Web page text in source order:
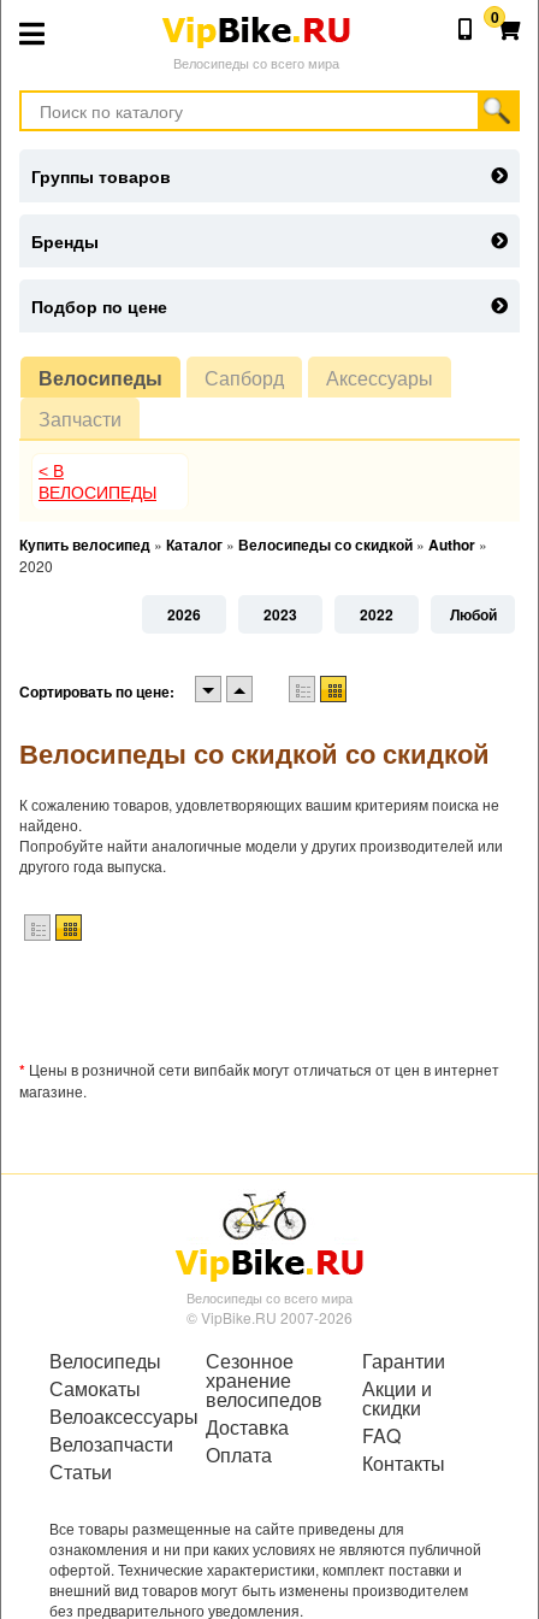
Велосипеды со всего мира
0
Велосипеды Сапборд
Аксессуары
Запчасти
< В
ВЕЛОСИПЕДЫ
Купить велосипед » Каталог » Велосипеды со скидкой » Author »
2020
2026 2023 2022 Любой
Сортировать по цене:
Велосипеды со скидкой со скидкой
К сожалению товаров, удовлетворяющих вашим критериям поиска не
найдено.
Попробуйте найти аналогичные модели у других производителей или
другого года выпуска.
* Цены в розничной сети випбайк могут отличаться от цен в интернет
магазине.
Группы товаров
Бренды
Подбор по цене
Велосипеды со всего мира
© VipBike.RU 2007-2026
Велосипеды
Самокаты
Велоаксессуары
Велозапчасти
Статьи
Сезонное
хранение
велосипедов
Доставка
Оплата
Гарантии
Акции и
скидки
FAQ
Контакты
Все товары размещенные на сайте приведены для
ознакомления и ни при каких условиях не являются публичной
офертой. Технические характеристики, комплект поставки и
внешний вид товаров могут быть изменены производителем
без предварительного уведомления.